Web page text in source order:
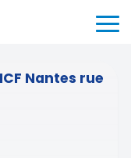
Nantes rue